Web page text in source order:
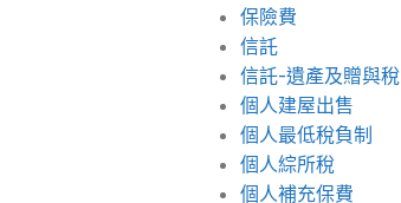
保險費
信託
信託-遺產及贈與稅
個人建屋出售
個人最低稅負制
個人綜所稅
個人補充保費